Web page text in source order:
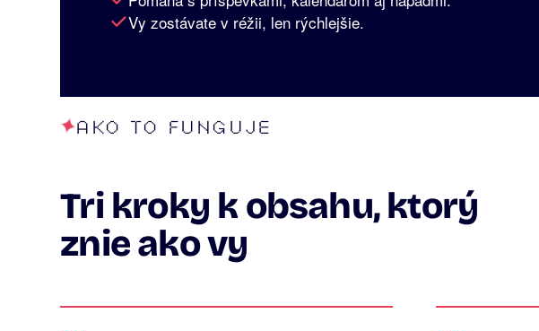
Vy zostávate v réžii, len rýchlejšie.
AKO TO FUNGUJE
Tri kroky k obsahu, ktorý
znie ako vy